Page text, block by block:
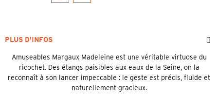
PLUS D'INFOS
Amuseables Margaux Madeleine est une véritable virtuose du
ricochet. Des étangs paisibles aux eaux de la Seine, on la
reconnaît à son lancer impeccable : le geste est précis, fluide et
naturellement gracieux.